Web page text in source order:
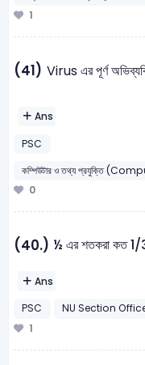
1
(41) Virus এর পূর্ণ
Ans
PSC
কম্পিউটার ও তথ্য প্রযুক্তি
0
(40.) ½ এর শতকরা কত 1/
Ans
PSC
NU Section
1